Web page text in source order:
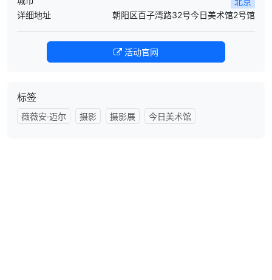
详细地址
朝阳区百子湾路32号今日美术馆2号馆
活动官网
标签
薇薇安·迈尔 摄影 摄影展 今日美术馆